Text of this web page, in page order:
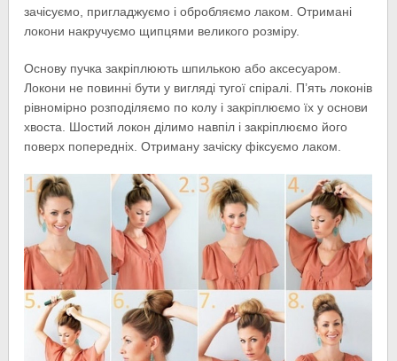
зачісуємо, пригладжуємо і обробляємо лаком. Отримані
локони накручуємо щипцями великого розміру.
Основу пучка закріплюють шпилькою або аксесуаром.
Локони не повинні бути у вигляді тугої спіралі. П’ять локонів
рівномірно розподіляємо по колу і закріплюємо їх у основи
хвоста. Шостий локон ділимо навпіл і закріплюємо його
поверх попередніх. Отриману зачіску фіксуємо лаком.